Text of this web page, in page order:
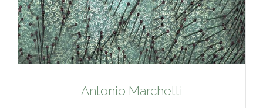
Antonio Marchetti